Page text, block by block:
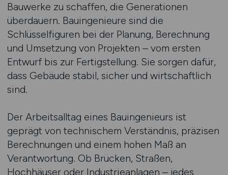
Bauwerke zu schaffen, die Generationen
überdauern. Bauingenieure sind die
Schlüsselfiguren bei der Planung, Berechnung
und Umsetzung von Projekten – vom ersten
Entwurf bis zur Fertigstellung. Sie sorgen dafür,
dass Gebäude stabil, sicher und wirtschaftlich
sind.
Der Arbeitsalltag eines Bauingenieurs ist
geprägt von technischem Verständnis, präzisen
Berechnungen und einem hohen Maß an
Verantwortung. Ob Brücken, Straßen,
Hochhäuser oder Industrieanlagen – jedes